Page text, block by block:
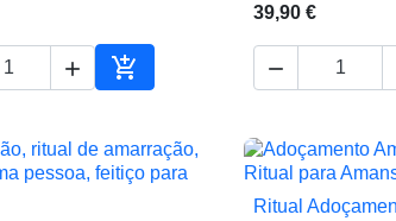
 
Adicionar ao carrinho
39,90 €

Ritual